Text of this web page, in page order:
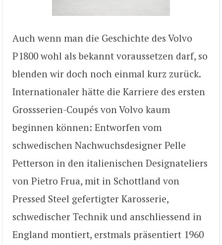
Auch wenn man die Geschichte des Volvo
P1800 wohl als bekannt voraussetzen darf, so
blenden wir doch noch einmal kurz zurück.
Internationaler hätte die Karriere des ersten
Grossserien-Coupés von Volvo kaum
beginnen können: Entworfen vom
schwedischen Nachwuchsdesigner Pelle
Petterson in den italienischen Designateliers
von Pietro Frua, mit in Schottland von
Pressed Steel gefertigter Karosserie,
schwedischer Technik und anschliessend in
England montiert, erstmals präsentiert 1960